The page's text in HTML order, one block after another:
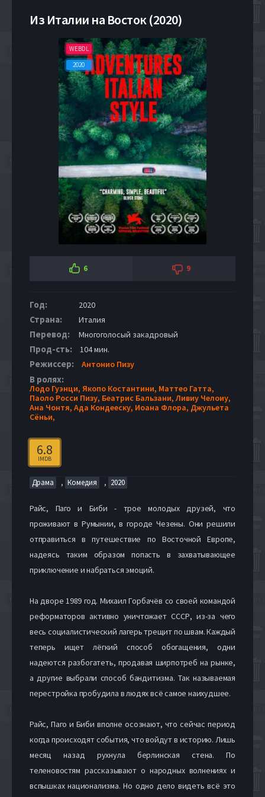
Из Италии на Восток (2020)
WEBDL
2020
6 9
Год: 2020
Страна: Италия
Перевод: Многоголосый закадровый
Прод-сть: 104 мин.
Режиссер: Антонио Пизу
В ролях:
Лодо Гуэнци, Якопо Костантини, Маттео Гатта,
Паоло Росси Пизу, Беатрис Бальзани,Ливиу Челоиу,
Ана Чонтя, Ада Кондееску, Иоана Флора, Джульета
Сёньи,
6.8
IMDB
Драма , Комедия , 2020
Райс, Паго и Биби - трое молодых друзей, что
проживают в Румынии, в городе Чезены. Они решили
отправиться в путешествие по Восточной Европе,
надеясь таким образом попасть в захватывающее
приключение и набраться эмоций.
На дворе 1989 год. Михаил Горбачёв со своей командой
реформаторов активно уничтожает СССР, из-за чего
весь социалистический лагерь трещит по швам. Каждый
теперь ищет лёгкий способ обогащения, одни
надеются разбогатеть, продавая ширпотреб на рынке,
а другие выбрали способ бандитизма. Так называемая
перестройка пробудила в людях всё самое наихудшее.
Райс, Паго и Биби вполне осознают, что сейчас период
когда происходят события, что войдут в историю. Лишь
месяц назад рухнула берлинская стена. По
теленовостям рассказывают о народных волнениях и
вспышках национализма. Но одно дело видеть всё это